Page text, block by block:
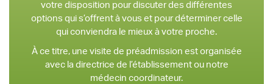
votre disposition pour discuter des différentes
options qui s’offrent à vous et pour déterminer celle
qui conviendra le mieux à votre proche.
À ce titre, une visite de préadmission est organisée
avec la directrice de l’établissement ou notre
médecin coordinateur.